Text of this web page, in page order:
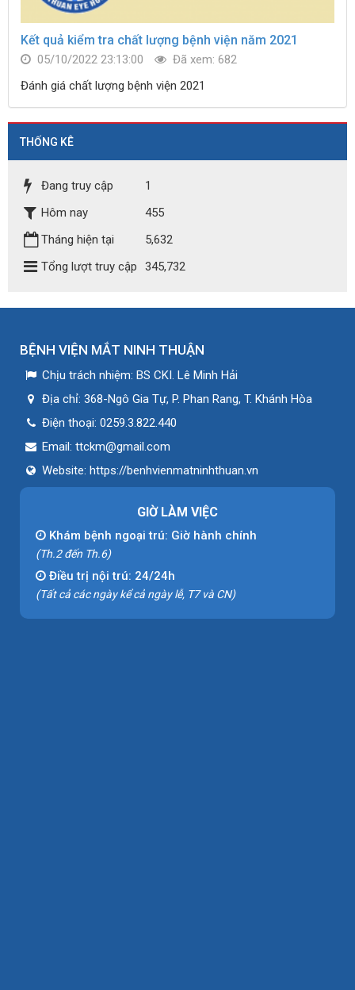
Kết quả kiểm tra chất lượng bệnh viện năm 2021
05/10/2022 23:13:00
Đã xem: 682
Đánh giá chất lượng bệnh viện 2021
THỐNG KÊ
Đang truy cập
1
Hôm nay
455
Tháng hiện tại
5,632
Tổng lượt truy cập
345,732
BỆNH VIỆN MẮT NINH THUẬN
Chịu trách nhiệm: BS CKI. Lê Minh Hải
Địa chỉ: 368-Ngô Gia Tự, P. Phan Rang, T. Khánh Hòa
Điện thoại: 0259.3.822.440
Email: ttckm@gmail.com
Website: https://benhvienmatninhthuan.vn
GIỜ LÀM VIỆC
Khám bệnh ngoại trú: Giờ hành chính
(Th.2 đến Th.6)
Điều trị nội trú: 24/24h
(Tất cả các ngày kể cả ngày lễ, T7 và CN)